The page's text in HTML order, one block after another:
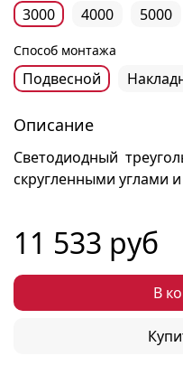
3000 4000 5000
Способ монтажа
Подвесной
Описание
Светодиодный
скругленными углами
11 533 руб
В